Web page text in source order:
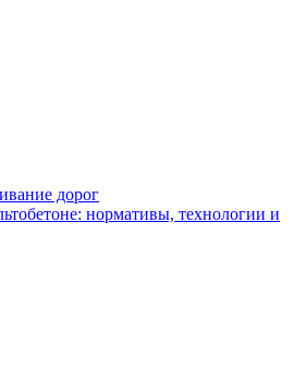
дорог
нормативы, технологии и